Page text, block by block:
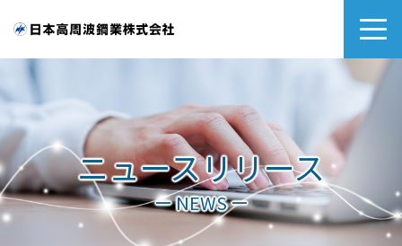
ニュースリリース
ー NEWS ー